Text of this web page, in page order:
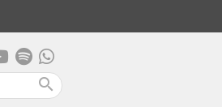
search